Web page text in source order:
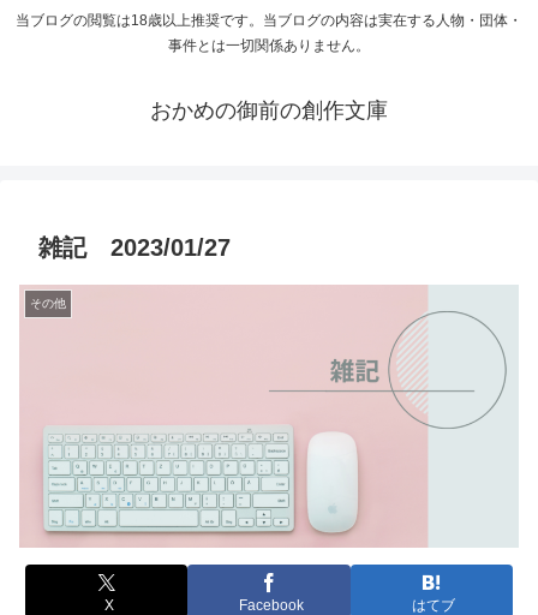
当ブログの閲覧は18歳以上推奨です。当ブログの内容は実在する人物・団体・
事件とは一切関係ありません。
おかめの御前の創作文庫
雑記 2023/01/27
その他
X Facebook はてブ